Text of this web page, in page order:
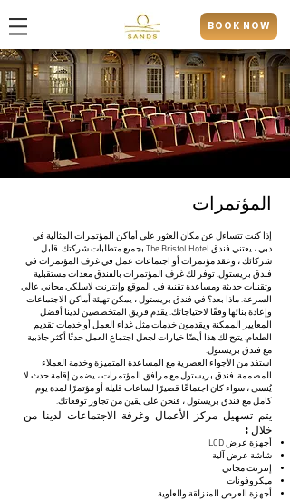
BOOK NOW
المؤتمرات
إذا كنت تتساءل عن مكان العثور على أماكن المؤتمرات المثالية في
دبي ، يعتني فندق The Bristol Hotel بجميع متطلبات شركتك. قابل
شركائك ، وعقد مؤتمرات أو اجتماعات عمل في غرف المؤتمرات في
فندق بريستول. توفر لك غرف المؤتمرات بالفندق معدات مستقبلية
وتقنيات حديثة ومساعدة تقنية في الموقع وإنترنت لاسلكي مجاني عالي
السرعة. ماذا بعد؟ في فندق بريستول ، يمكن تهيئة أماكن الاجتماعات
وإعادة بنائها وفقًا لاحتياجاتك. يقدم فريق المتخصصين لدينا أفضل
المعايير الممكنة ويقدمون خدمات مثل غداء العمل أو خدمات تقديم
الطعام. يتيح لك هذا أيضًا خيارات لجعل اجتماع العمل حدثًا أكثر جاذبية
مع فندق بريستول.
استفد من الأجواء العصرية مع المساعدة المتميزة وخدمة العملاء
المصممة. فندق بريستول مع مرافق المؤتمرات ، يضمن إقامة حدث لا
يُنسى ، سواء كان اجتماعًا قصيرًا لساعات قليلة أو مؤتمرًا لمدة يوم
كامل مع فندق بريستول ، فنحن على يقين من تجاوز توقعاتك.
يتم تسهيل مركز الأعمال وغرفة الاجتماعات لدينا من
خلال:
أجهزة عرض LCD
شاشة عرض آلية
إنترنت مجاني
ميكروفونات
أجهزة العرض المنزلقة والعلوية